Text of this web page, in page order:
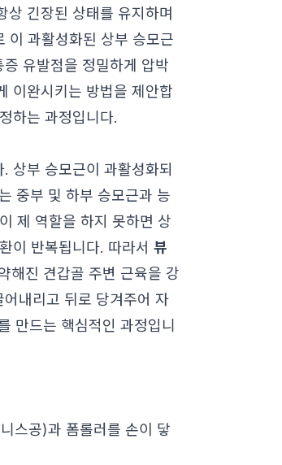
상 긴장된 상태를 유지하며
이 과활성화된 상부 승모근
유발점을 정밀하게 압박
이완시키는 방법을 제안합
하는 과정입니다.
상부 승모근이 과활성화되
중부 및 하부 승모근과 능
제 역할을 하지 못하면 상
이 반복됩니다. 따라서 뷰
해진 견갑골 주변 근육을 강
내리고 뒤로 당겨주어 자
만드는 핵심적인 과정입니
스공)과 폼롤러를 손이 닿